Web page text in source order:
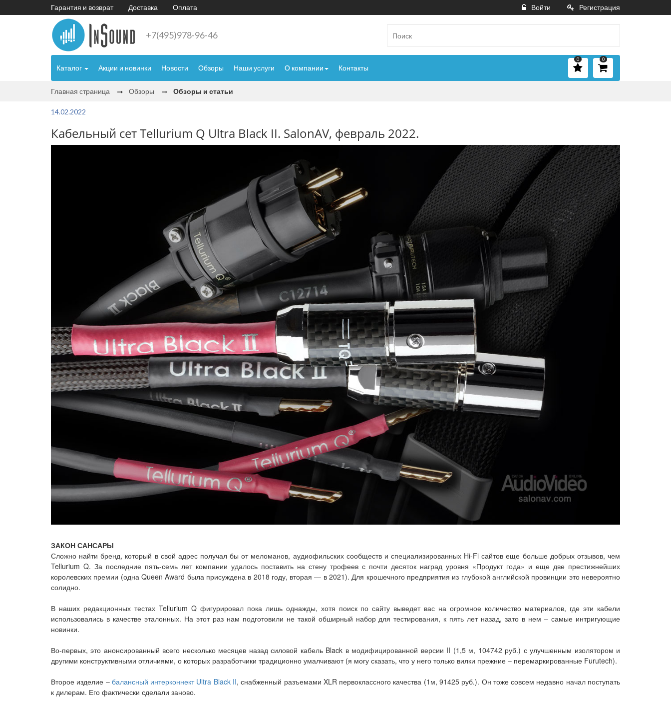
Гарантия и возврат Доставка Оплата Войти Регистрация
+7(495)978-96-46
Каталог Акции и новинки Новости Обзоры Наши услуги О компании Контакты
0
0
Главная страница Обзоры Обзоры и статьи
14.02.2022
Кабельный сет Tellurium Q Ultra Black II. SalonAV, февраль 2022.
ЗАКОН САНСАРЫ
Сложно найти бренд, который в свой адрес получал бы от меломанов, аудиофильских сообществ и специализированных Hi-Fi сайтов еще больше добрых отзывов, чем
Tellurium Q. За последние пять-семь лет компании удалось поставить на стену трофеев с почти десяток наград уровня «Продукт года» и еще две престижнейших
королевских премии (одна Queen Award была присуждена в 2018 году, вторая — в 2021). Для крошечного предприятия из глубокой английской провинции это невероятно
солидно.
В наших редакционных тестах Tellurium Q фигурировал пока лишь однажды, хотя поиск по сайту выведет вас на огромное количество материалов, где эти кабели
использовались в качестве эталонных. На этот раз нам подготовили не такой обширный набор для тестирования, к пять лет назад, зато в нем – самые интригующие
новинки.
Во-первых, это анонсированный всего несколько месяцев назад силовой кабель Black в модифицированной версии II (1,5 м, 104742 руб.) с улучшенным изолятором и
другими конструктивными отличиями, о которых разработчики традиционно умалчивают (я могу сказать, что у него только вилки прежние – перемаркированные Furutech).
Второе изделие – балансный интерконнект Ultra Black II, снабженный разъемами XLR первоклассного качества (1м, 91425 руб.). Он тоже совсем недавно начал поступать
к дилерам. Его фактически сделали заново.